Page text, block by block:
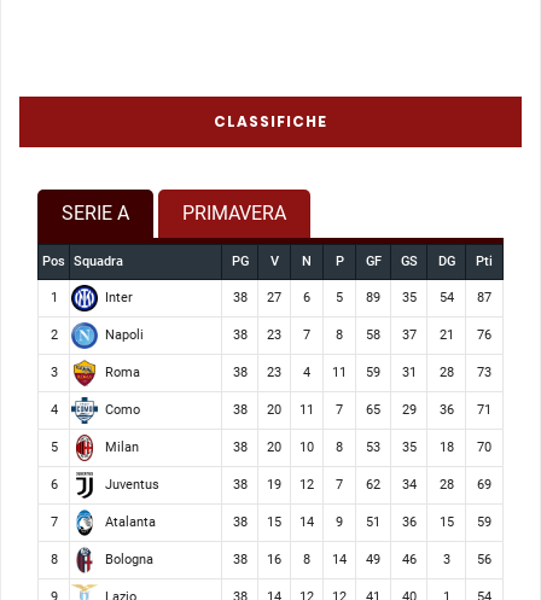
CLASSIFICHE
SERIE A PRIMAVERA
Pos Squadra PG V N P GF GS DG Pti
1 Inter 38 27 6 5 89 35 54 87
2 Napoli 38 23 7 8 58 37 21 76
3 Roma 38 23 4 11 59 31 28 73
4 Como 38 20 11 7 65 29 36 71
5 Milan 38 20 10 8 53 35 18 70
6 Juventus 38 19 12 7 62 34 28 69
7 Atalanta 38 15 14 9 51 36 15 59
8 Bologna 38 16 8 14 49 46 3 56